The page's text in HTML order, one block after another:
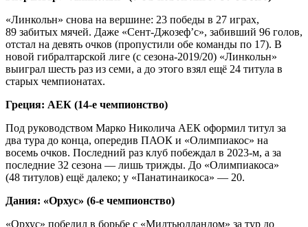
«Линкольн» снова на вершине: 23 победы в 27 играх,
89 забитых мячей. Даже «Сент‑Джозеф’с», забивший 96 голов,
отстал на девять очков (пропустили обе команды по 17). В
новой гибралтарской лиге (с сезона‑2019/20) «Линкольн»
выиграл шесть раз из семи, а до этого взял ещё 24 титула в
старых чемпионатах.
Греция: АЕК (14‑е чемпионство)
Под руководством Марко Николича АЕК оформил титул за
два тура до конца, опередив ПАОК и «Олимпиакос» на
восемь очков. Последний раз клуб побеждал в 2023‑м, а за
последние 32 сезона — лишь трижды. До «Олимпиакоса»
(48 титулов) ещё далеко; у «Панатинаикоса» — 20.
Дания: «Орхус» (6‑е чемпионство)
«Орхус» победил в борьбе с «Мидтьюлландом» за тур до